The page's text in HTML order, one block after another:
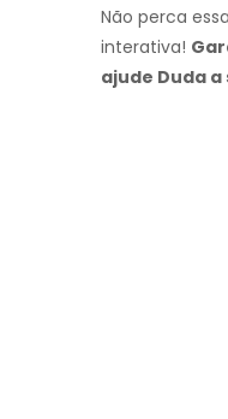
Não perca
interativa!
ajude Duda